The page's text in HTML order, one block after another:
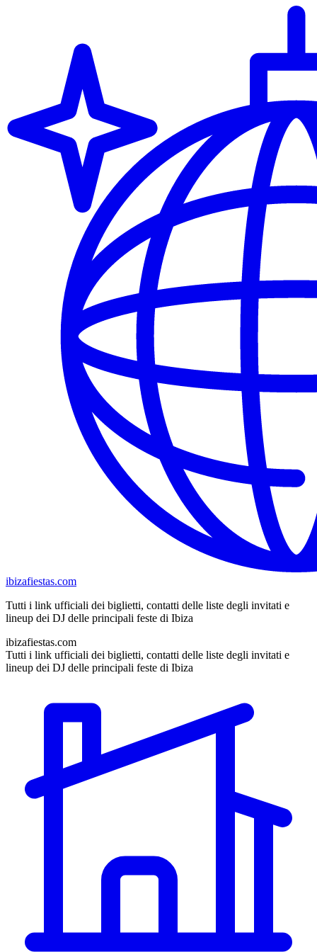
ibizafiestas.com
Tutti i link ufficiali dei biglietti, contatti delle liste degli invitati e
lineup dei DJ delle principali feste di Ibiza
ibizafiestas.com
Tutti i link ufficiali dei biglietti, contatti delle liste degli invitati e
lineup dei DJ delle principali feste di Ibiza